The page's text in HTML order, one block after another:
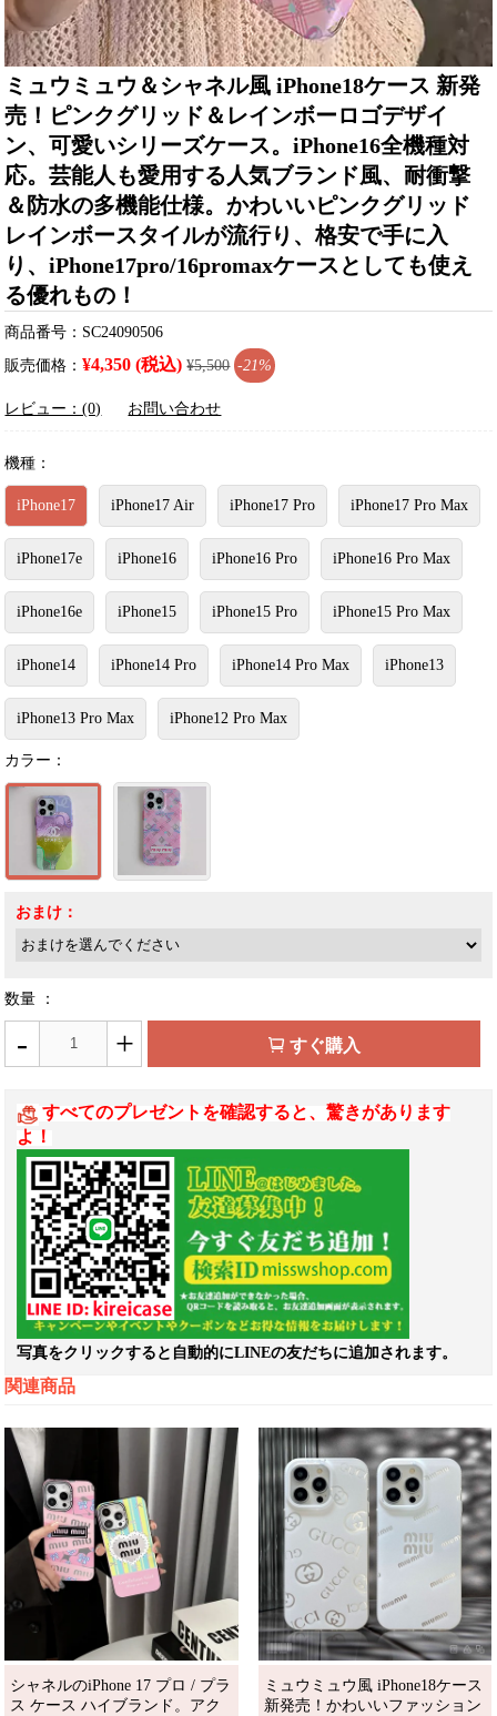
ミュウミュウ＆シャネル風 iPhone18ケース 新発
売！ピンクグリッド＆レインボーロゴデザイ
ン、可愛いシリーズケース。iPhone16全機種対
応。芸能人も愛用する人気ブランド風、耐衝撃
＆防水の多機能仕様。かわいいピンクグリッド
レインボースタイルが流行り、格安で手に入
り、iPhone17pro/16promaxケースとしても使え
る優れもの！
商品番号：SC24090506
販売価格：¥4,350 (税込) ¥5,500 -21%
レビュー：(0) お問い合わせ
機種：
iPhone17 iPhone17 Air iPhone17 Pro iPhone17 Pro Max
iPhone17e iPhone16 iPhone16 Pro iPhone16 Pro Max
iPhone16e iPhone15 iPhone15 Pro iPhone15 Pro Max
iPhone14 iPhone14 Pro iPhone14 Pro Max iPhone13
iPhone13 Pro Max iPhone12 Pro Max
カラー：
おまけ：
数量 ：
- + すぐ購入
すべてのプレゼントを確認すると、驚きがあります
よ！
写真をクリックすると自動的にLINEの友だちに追加されます。
関連商品
シャネルのiPhone 17 プロ / プラ
ス ケース ハイブランド。アク
ミュウミュウ風 iPhone18ケース
新発売！かわいいファッション